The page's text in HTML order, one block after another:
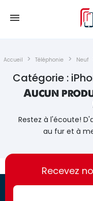
Accueil Téléphonie Neuf
Catégorie :
Aucun
Restez à l'écoute!
au fur et à
https://france-
access.fr
https://france-
access.fr
Recevez